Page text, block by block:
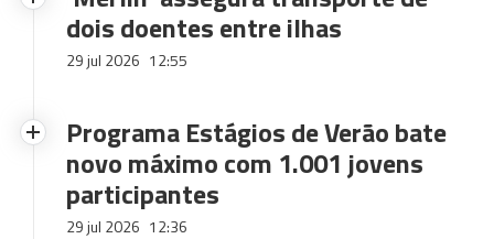
dois doentes entre ilhas
29 jul 2026 12:55
Programa Estágios de Verão bate
novo máximo com 1.001 jovens
participantes
29 jul 2026 12:36